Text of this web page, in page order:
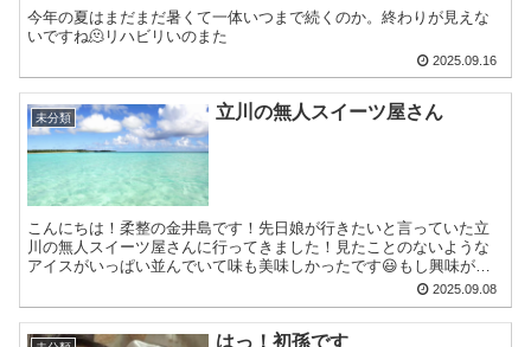
今年の夏はまだまだ暑くて一体いつまで続くのか。終わりが見えな
いですね🫠リハビリいのまた
2025.09.16
未分類 立川の無人スイーツ屋さん
こんにちは！柔整の金井島です！先日娘が行きたいと言っていた立
川の無人スイーツ屋さんに行ってきました！見たことのないような
アイスがいっぱい並んでいて味も美味しかったです😃もし興味があ
2025.09.08
はっ！初孫です